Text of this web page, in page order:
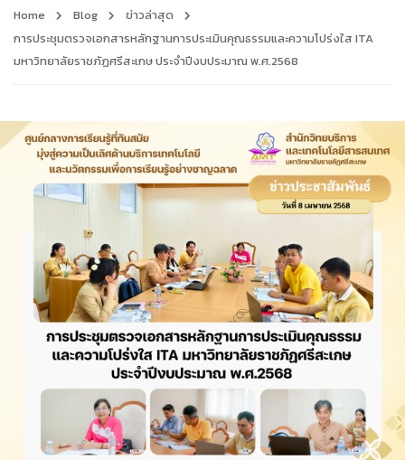
Home Blog
ข่าวล่าสุด
การประชุมตรวจเอกสารหลักฐานการประเมินคุณธรรมและความโปร่งใส ITA
มหาวิทยาลัยราชภัฏศรีสะเกษ ประจำปีงบประมาณ พ.ศ.2568